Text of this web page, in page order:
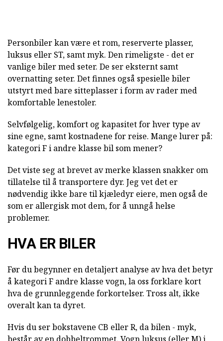
Personbiler kan være et rom, reserverte plasser,
luksus eller ST, samt myk. Den rimeligste - det er
vanlige biler med seter. De ser eksternt samt
overnatting seter. Det finnes også spesielle biler
utstyrt med bare sitteplasser i form av rader med
komfortable lenestoler.
Selvfølgelig, komfort og kapasitet for hver type av
sine egne, samt kostnadene for reise. Mange lurer på:
kategori F i andre klasse bil som mener?
Det viste seg at brevet av merke klassen snakker om
tillatelse til å transportere dyr. Jeg vet det er
nødvendig ikke bare til kjæledyr eiere, men også de
som er allergisk mot dem, for å unngå helse
problemer.
HVA ER BILER
Før du begynner en detaljert analyse av hva det betyr
å kategori F andre klasse vogn, la oss forklare kort
hva de grunnleggende forkortelser. Tross alt, ikke
overalt kan ta dyret.
Hvis du ser bokstavene CB eller R, da bilen - myk,